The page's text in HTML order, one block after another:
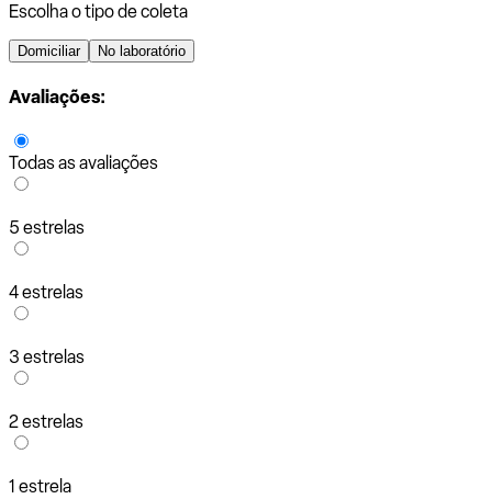
Escolha o tipo de coleta
Domiciliar No laboratório
Avaliações:
Todas as avaliações
5 estrelas
4 estrelas
3 estrelas
2 estrelas
1 estrela